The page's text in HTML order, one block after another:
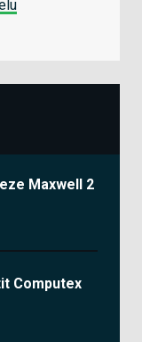
Maxwell 2
Computex